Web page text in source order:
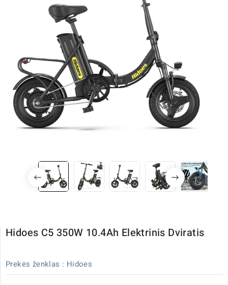
Hidoes C5 350W 10.4Ah Elektrinis Dviratis
Prekės ženklas : Hidoes